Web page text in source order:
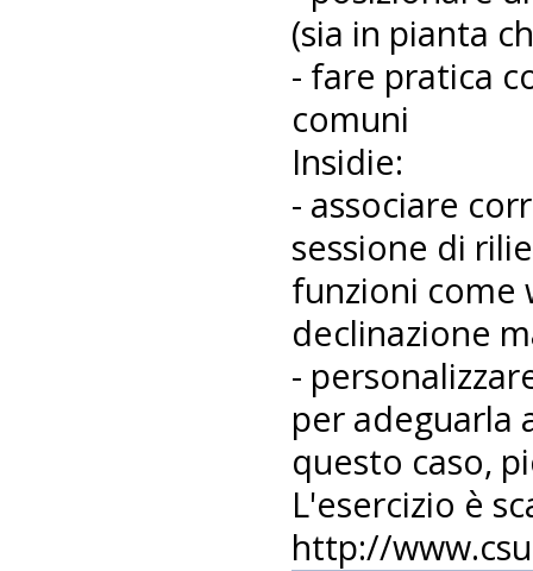
(sia in pianta
- fare pratica
comuni
Insidie:
- associare
sessione di
funzioni come
declinazione
-
per adeguarla
questo caso,
L'esercizio è
http://